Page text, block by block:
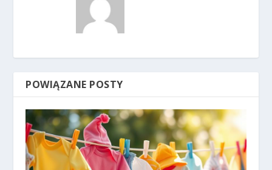
POWIĄZANE POSTY